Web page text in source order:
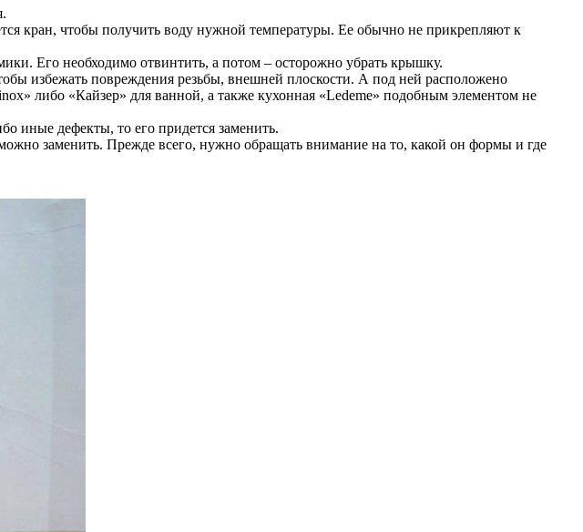
кран, чтобы получить воду нужной температуры. Ее обычно не прикрепляют к
Его необходимо отвинтить, а потом – осторожно убрать крышку.
избежать повреждения резьбы, внешней плоскости. А под ней расположено
либо «Кайзер» для ванной, а также кухонная «Ledeme» подобным элементом не
иные дефекты, то его придется заменить.
заменить. Прежде всего, нужно обращать внимание на то, какой он формы и где